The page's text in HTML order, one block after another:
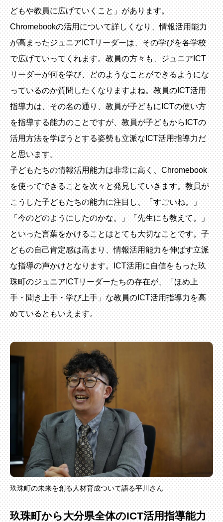
どもや教員に広げていくこと」があります。
Chromebookの活用について詳しくなり、情報活用能力
が高まったジュニアICTリーダーは、その学びを各学校
で広げていってくれます。教員の方々も、ジュニアICT
リーダーが何を学び、どのようなことができるようにな
っているのか質問したくなりますよね。教員のICT活用
指導力は、その名の通り、教員が子どもにICTの使い方
を指導する能力のことですが、教員が子どもからICTの
活用方法を学ぼうとする姿勢も立派なICT活用指導力だ
と思います。
子どもたちの情報活用能力は非常に高く、Chromebook
を使ってできることを次々と発見していきます。教員が
こうした子どもたちの能力に注目し、「すごいね。」
「今のどのようにしたのかな。」「先生にも教えて。」
といった言葉をかけることはとても大切なことです。子
どもの自己肯定感は高まり、情報活用能力を伸ばす立派
な指導の声かけとなります。ICT活用に自信をもった玖
珠町のジュニアICTリーダーたちの存在が、「ほめ上
手・聞き上手・学び上手」な教員のICT活用指導力を高
めているともいえます。
玖珠町の未来を創る人材育成ついて語る平川さん
玖珠町から大分県全体のICT活用指導能力